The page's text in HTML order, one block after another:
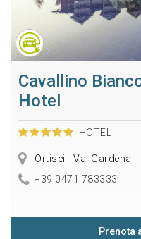
Cavallino
Hotel
HOTEL
Ortisei - Val Gardena
+39 0471 783333
Prenota